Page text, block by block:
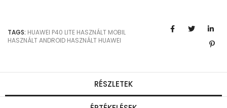
TAGS: HUAWEI P40 LITE HASZNÁLT MOBIL
HASZNÁLT ANDROID HASZNÁLT HUAWEI
RÉSZLETEK